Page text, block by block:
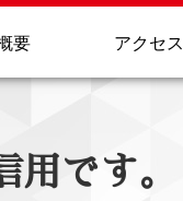
要 アクセス
です。